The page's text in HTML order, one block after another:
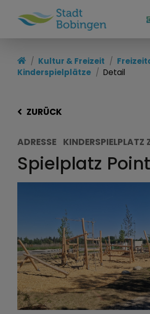
Kultur & Freizeit
Kinderspielplätze
Detail
ZURÜCK
ADRESSE KINDERSPIELPLATZ
Spielplatz